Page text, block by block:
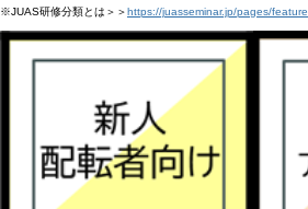
※JUAS研修分類とは＞＞https://juasseminar.jp/pages/feature